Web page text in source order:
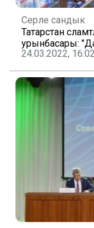
Серле сандык
Татарстан
урынбасары:
24.03.2022, 16:02